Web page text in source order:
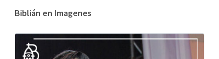
Biblián en Imagenes